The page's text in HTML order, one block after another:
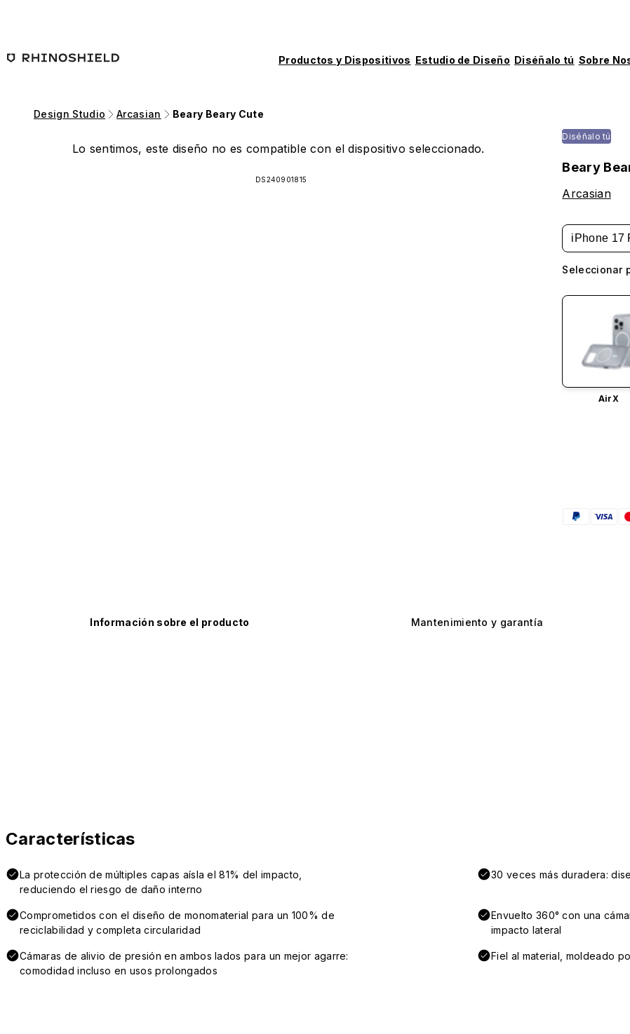
Productos y Dispositivos Estudio de Diseño Diséñalo tú Sobre
Design Studio Arcasian Beary Beary Cute
Lo sentimos, este diseño no es compatible con el dispositivo seleccionado.
DS240901815
Diséñalo tú
Beary
Arcasian
iPhone 17
Seleccionar
AirX
Información sobre el producto Mantenimiento y garantía
Características
La protección de múltiples capas aísla el 81% del impacto,
reduciendo el riesgo de daño interno
30 veces más duradera:
Comprometidos con el diseño de monomaterial para un 100% de
reciclabilidad y completa circularidad
Envuelto 360° con una
impacto lateral
Cámaras de alivio de presión en ambos lados para un mejor agarre:
comodidad incluso en usos prolongados
Fiel al material, moldeado